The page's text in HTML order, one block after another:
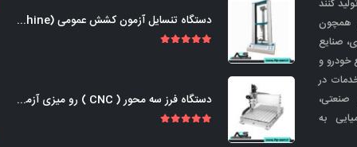
کنند
همچون
صنایع
خودرو و
در
به
دستگاه تنسایل آزمون کشش عمومی (Universal Tensile Testing Machine)
دستگاه فرز سه محور ( CNC ) رو میزی آزمایشگاهی-صنعتی